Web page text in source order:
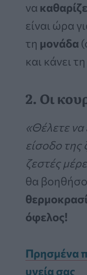
να
είναι ώρα
τη μονάδα
και κάνει
2. Οι
«Θέλετε να
είσοδο της
ζεστές
θα
όφελος!
Πρησμένα
υγεία σας